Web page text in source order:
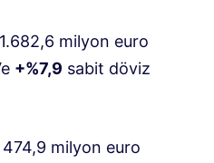
milyon euro
+%7,9 sabit döviz
474,9 milyon euro